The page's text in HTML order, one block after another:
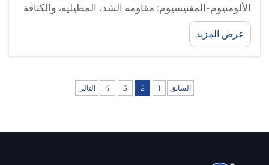
الألومنيوم-المغنيسيوم: مقاومة الشد، المطيلية، والكثافة
سبيكة الألومنيوم-المغنيسيوم، وبخاصة تلك الموجودة في
الدرجات 5052 و5083 و5182، أداءً ممتازًا...
عرض المزيد
السابق 1
2
3
4 التالي